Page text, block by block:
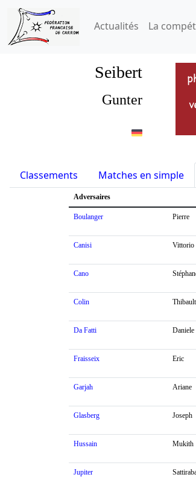
Actualités La
Seibert
Gunter
Classements Matches en simple
Adversaires
Boulanger Pierre
Canisi Vittorio
Cano
Colin Thibault
Da Fatti Daniele
Fraisseix Eric
Garjah Ariane
Glasberg Joseph
Hussain Mukith
Jupiter